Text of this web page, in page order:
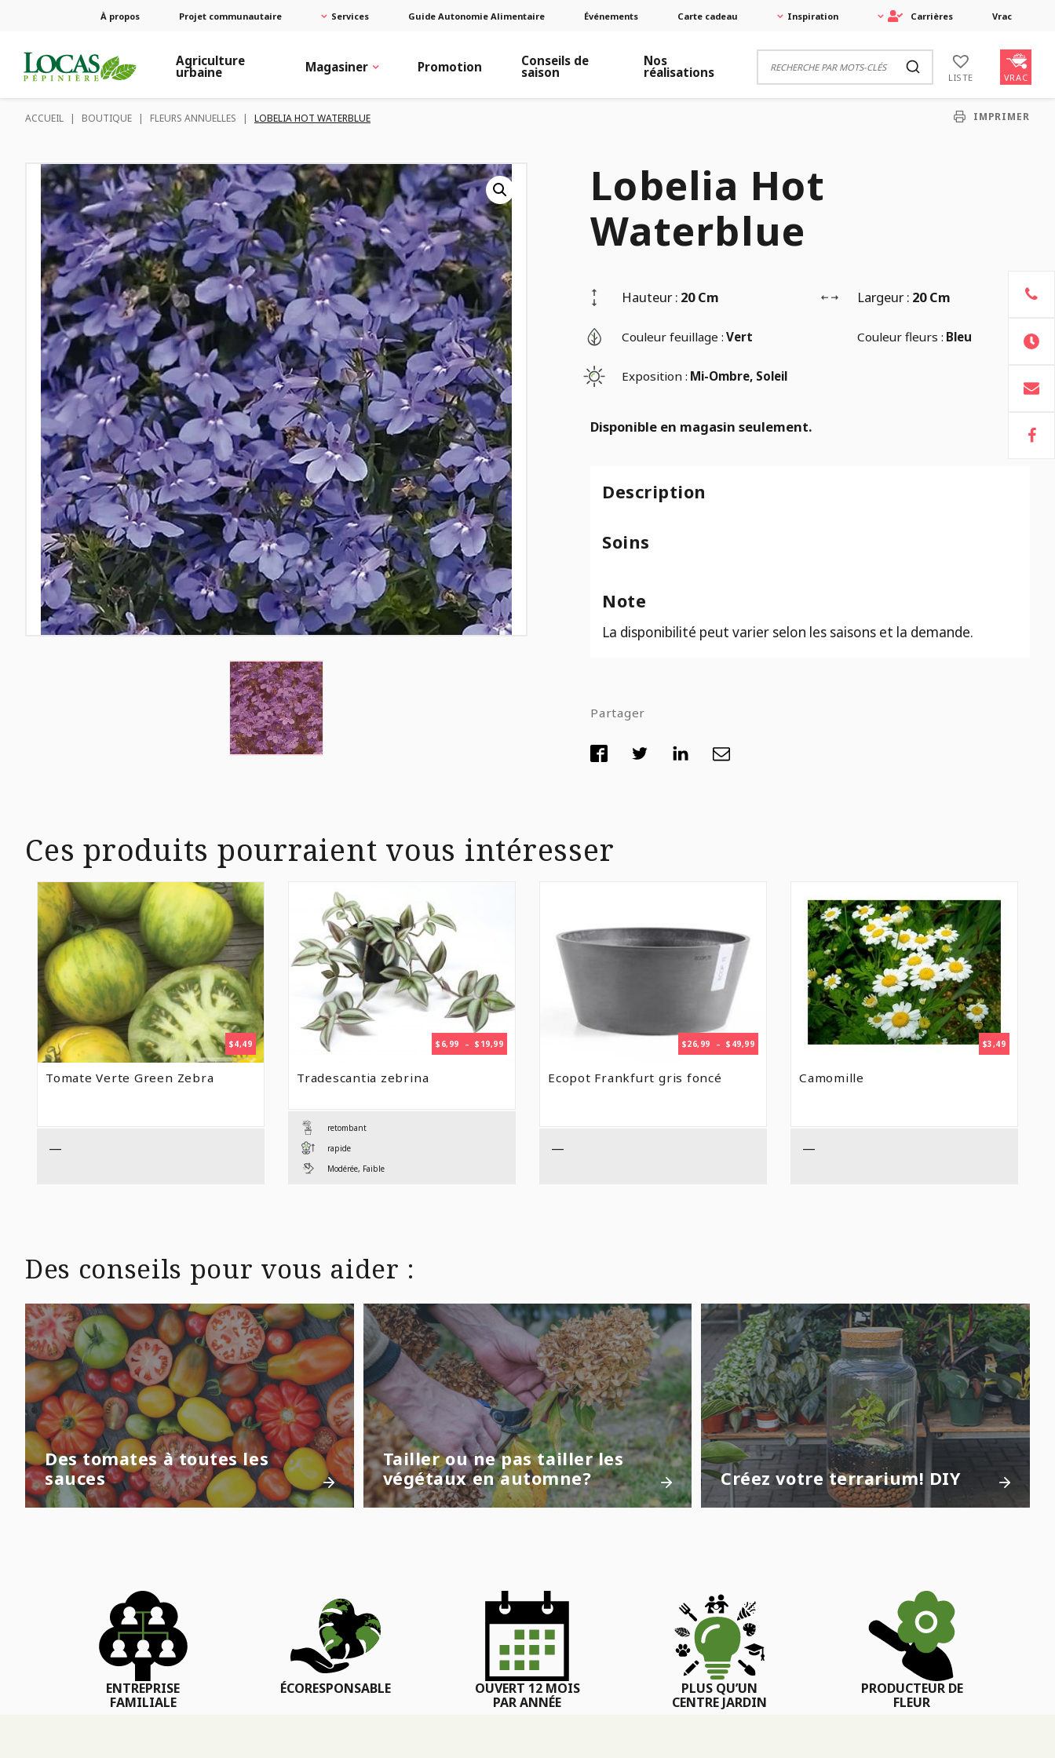
À propos Projet communautaire Services Guide Autonomie Alimentaire Événements Carte cadeau Inspiration Carrières Vrac
Agriculture
urbaine Magasiner Promotion Conseils de
saison
Nos
réalisations LISTE VRAC
ACCUEIL | BOUTIQUE | FLEURS ANNUELLES | LOBELIA HOT WATERBLUE IMPRIMER
Lobelia Hot
Waterblue
Hauteur : 20 Cm Largeur : 20 Cm
Couleur feuillage : Vert Couleur fleurs : Bleu
Exposition : Mi-Ombre, Soleil
Disponible en magasin seulement.
Description
Soins
Note
La disponibilité peut varier selon les saisons et la demande.
Partager
Ces produits pourraient vous intéresser
$4,49
Tomate Verte Green Zebra
—
$ 6,99 – $ 19,99PLAGE
DE
Tradescantia zebrina
retombant
rapide
Modérée, Faible
$26,99 – $ 49,99PLAGE
DE
Ecopot Frankfurt gris foncé
—
$3,49
Camomille
—
Des conseils pour vous aider :
Des tomates à toutes les
sauces
Tailler ou ne pas tailler les
végétaux en automne?
Créez votre terrarium! DIY
ENTREPRISE
FAMILIALE
ÉCORESPONSABLE
OUVERT 12 MOIS
PAR ANNÉE
PLUS QU’UN
CENTRE JARDIN
PRODUCTEUR DE
FLEUR